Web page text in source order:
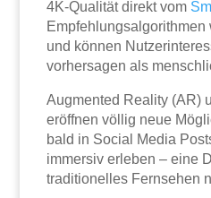
4K-Qualität direkt vom
und können
vorhersagen als
Augmented Reality (AR)
eröffnen völlig neue
bald in Social Media
immersiv erleben – eine
traditionelles Fernsehen